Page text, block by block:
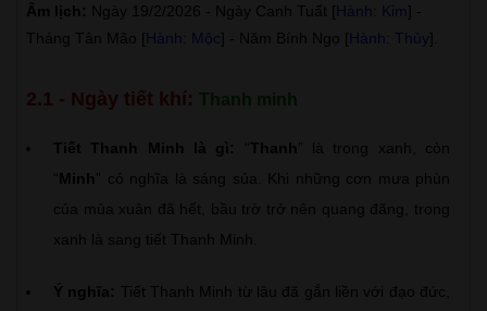
Âm lịch: Ngày 19/2/2026 - Ngày Canh Tuất [ Hành: Kim
] -
Tháng Tân Mão [ Hành: Mộc ] - Năm Bính Ngọ [ Hành: Thủy
2.1 - Ngày tiết khí: Thanh minh
Tiết Thanh Minh là gì: “Thanh ” là trong xanh, còn
“Minh ” có nghĩa là sáng sủa. Khi những cơn mưa phùn
của mùa xuân đã hết, bầu trờ trở nên quang đãng, trong
xanh là sang tiết Thanh Minh.
Ý nghĩa: Tiết Thanh Minh từ lâu đã gắn liền với đạo đức,